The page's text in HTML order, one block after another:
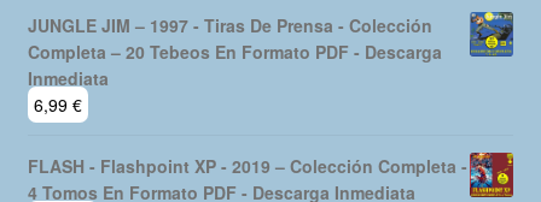
4,99€
JUNGLE JIM – 1997 - Tiras De Prensa - Colección
Completa – 20 Tebeos En Formato PDF - Descarga
6,99€